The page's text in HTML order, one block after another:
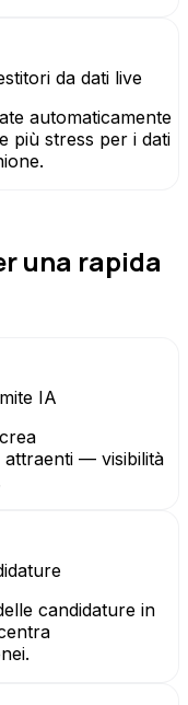
da dati live
automaticamente
più stress per i dati
una rapida
IA
attraenti — visibilità
candidature in